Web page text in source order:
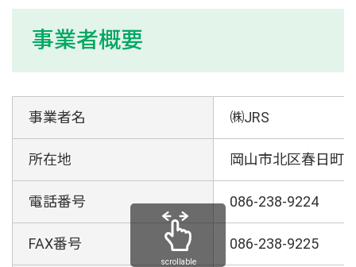
事業者概要
事業者名 ㈱JRS
所在地 岡山市北区春日町
電話番号 086-238-9224
FAX番号 086-238-9225
scrollable